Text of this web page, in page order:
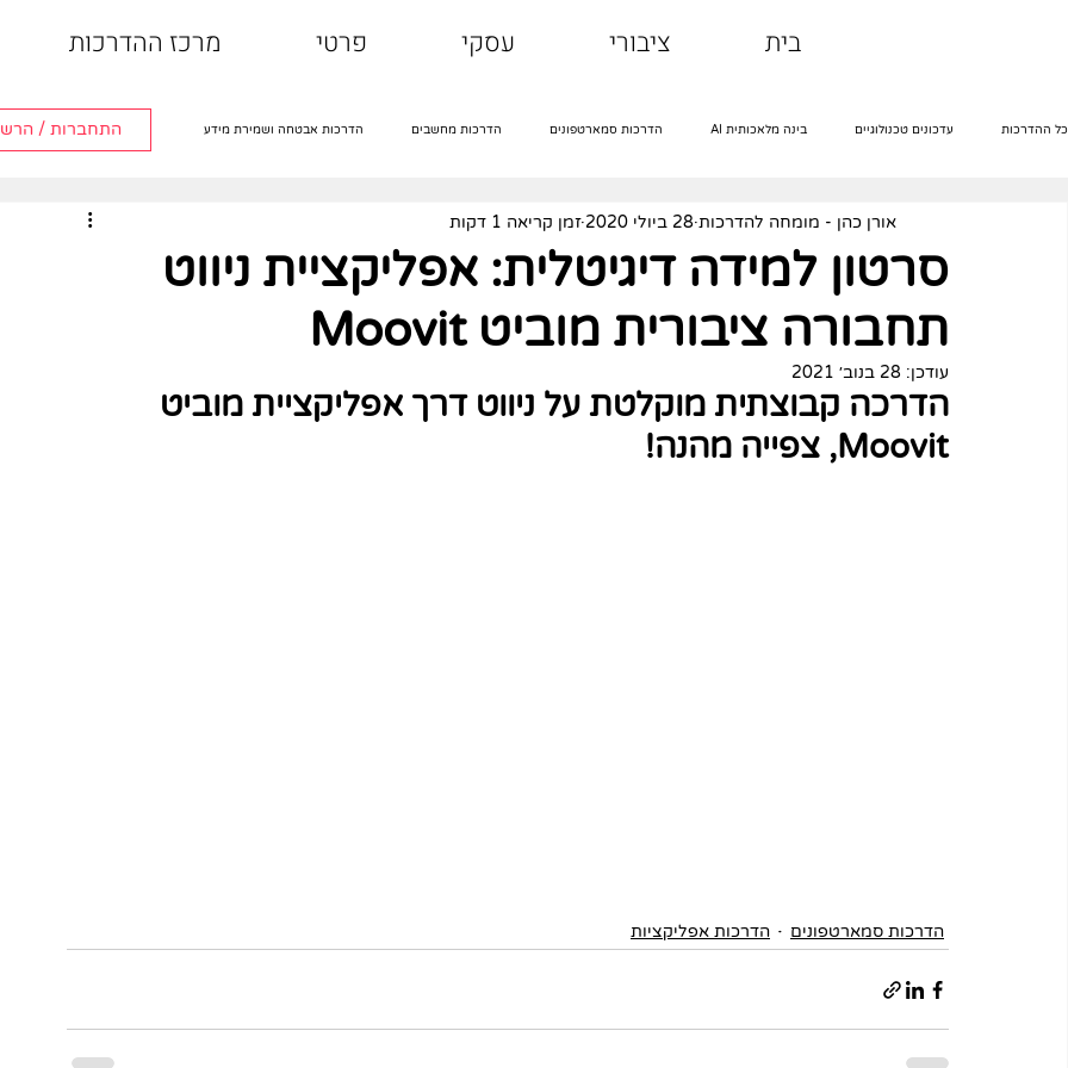
בית ציבורי עסקי פרטי מרכז ההדרכות
כל ההדרכות עדכונים טכנולוגיים בינה מלאכותית AI הדרכות סמארטפונים הדרכות מחשבים הדרכות אבטחה ושמירת מידע
הדרכות שירותים דיגיטליים הדרכות רשתות חברתיות הדרכות טלוויזיה חכמה
מבוגרים וטכנולוגיה הדרכות ג'ימייל אקסל
התחברות /
סרטון למידה דיגיטלית: אפליקציית ניווט
תחבורה ציבורית מוביט Moovit
אורן כהן - מומחה להדרכות 28 ביולי 2020 זמן קריאה 1 דקות
עודכן: 28 בנוב׳ 2021
הדרכה קבוצתית מוקלטת על ניווט דרך אפליקציית מוביט
Moovit, צפייה מהנה!
הדרכות סמארטפונים הדרכות אפליקציות